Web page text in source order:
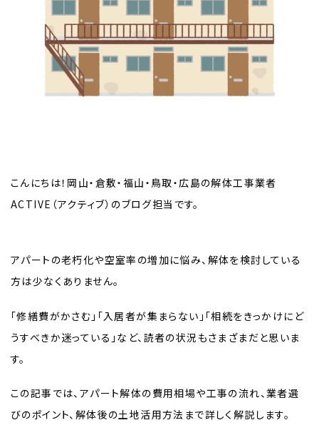
こんにちは！岡山・倉敷・福山・鳥取・広島の解体工事業者
ACTIVE（アクティブ）のブログ担当です。
アパートの老朽化や空室率の増加に悩み、解体を検討している
方は少なくありません。
「修繕費がかさむ」「入居者が集まらない」「相続をきっかけにど
うすべきか迷っている」など、読者の状況もさまざまだと思いま
す。
この記事では、アパート解体の費用相場や工事の流れ、業者選
びのポイント、解体後の土地活用方法まで詳しく解説します。